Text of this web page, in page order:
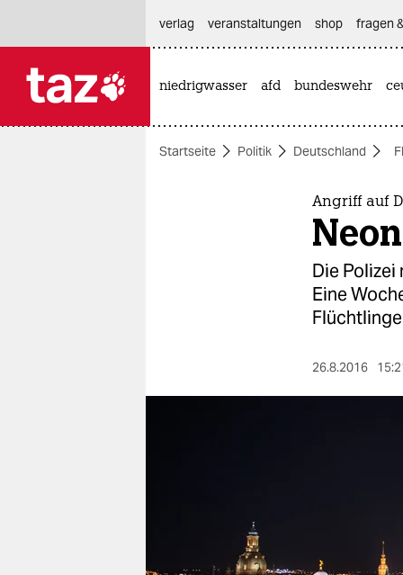
themen
verlag
veranstaltungen shop fragen
niedrigwasser afd bundeswehr
Startseite Politik Deutschland
Angriff auf
Die
Eine
26.8.2016